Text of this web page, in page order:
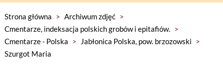
Strona główna > Archiwum zdjęć >
Cmentarze, indeksacja polskich grobów i epitafiów. >
Cmentarze - Polska > Jabłonica Polska, pow. brzozowski >
Szurgot Maria